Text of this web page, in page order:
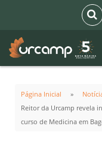
Página Inicial
Reitor da Urcamp revela
curso de Medicina em